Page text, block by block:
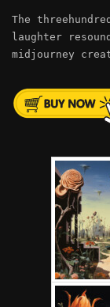
The
laughter
midjourney